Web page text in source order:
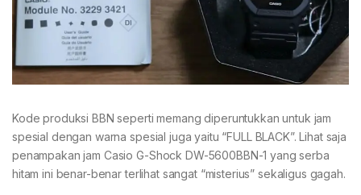
Kode produksi BBN seperti memang diperuntukkan untuk jam
spesial dengan warna spesial juga yaitu “FULL BLACK”. Lihat saja
penampakan jam Casio G-Shock DW-5600BBN-1 yang serba
hitam ini benar-benar terlihat sangat “misterius” sekaligus gagah.